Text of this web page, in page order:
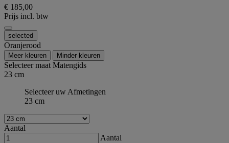
€ 185,00
Prijs incl. btw
selected
Oranjerood
Meer kleuren Minder kleuren
Selecteer maatMatengids
23 cm
Selecteer uw Afmetingen
23 cm
Aantal
Aantal